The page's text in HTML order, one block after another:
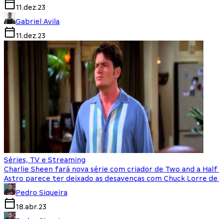
11.dez.23
Gabriel Avila
11.dez.23
Séries, TV e Streaming
Charlie Sheen fará nova série com criador de Two and a Half
Astro parece ter deixado as desavenças com Chuck Lorre de
Pedro Siqueira
18.abr.23